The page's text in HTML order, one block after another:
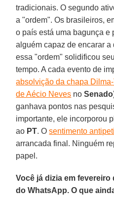
tradicionais. O segundo
a "ordem". Os brasileiros,
o país está uma bagunça e
alguém capaz de encarar a
essa "ordem" solidificou
tempo. A cada evento de
absolvição da chapa
de Aécio Neves noSenado
ganhava pontos nas
importante, ele incorporou
ao PT. Osentimento
arrancada final. Ninguém
papel.
Você já dizia em fevereiro
do WhatsApp. O que